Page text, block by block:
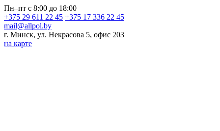
Пн–пт с 8:00 до 18:00
+375 29 611 22 45 +375 17 336 22 45
mail@allpol.by
г. Минск, ул. Некрасова 5, офис 203
на карте